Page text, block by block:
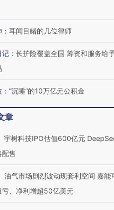
四届链博
链”接产
： 耳闻目睹的几位律师
记 ： 长护险覆盖全国 筹资和服务给
： “沉睡”的10万亿元公积金
章
宇树科技IPO估值600亿元
售
油气市场剧烈波动现套利空间 嘉能
亏、净利增超50亿美元